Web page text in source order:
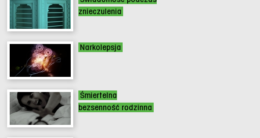
znieczulenia
Narkolepsja
Śmiertelna
bezsenność rodzinna